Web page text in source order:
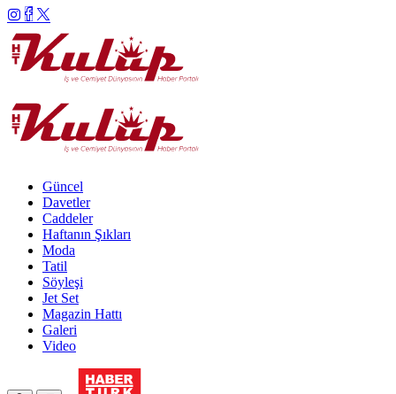
Güncel
Davetler
Caddeler
Haftanın Şıkları
Moda
Tatil
Söyleşi
Jet Set
Magazin Hattı
Galeri
Video